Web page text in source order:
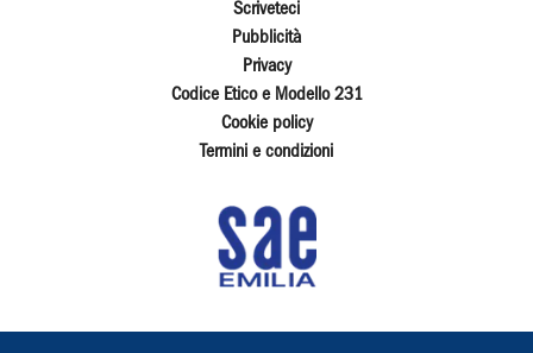
Scriveteci
Pubblicità
Privacy
Codice Etico e Modello 231
Cookie policy
Termini e condizioni